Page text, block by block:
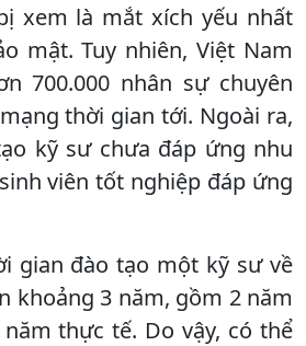
xem là mắt xích yếu nhất
mật. Tuy nhiên, Việt Nam
700.000 nhân sự chuyên
thời gian tới. Ngoài ra,
kỹ sư chưa đáp ứng nhu
viên tốt nghiệp đáp ứng
gian đào tạo một kỹ sư về
khoảng 3 năm, gồm 2 năm
thực tế. Do vậy, có thể